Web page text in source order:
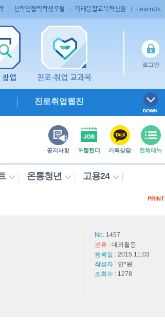
LearnUs
미래융합교육혁신원
산학연협력학생포털
로그인
진로·취업 교과목
창업
진로취업웹진
전체메뉴
카톡상담
Y-캘린더
공지사항
온통청년 고용24
PRINT
No. 1457
분류 : 대외활동
등록일 : 2015.11.03
작성자 : 인*원
조회수 : 1278